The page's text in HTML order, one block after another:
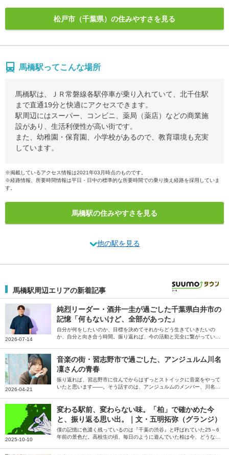
松戸市（千葉県）の住みやすさを見る
馬橋駅ってこんな場所
馬橋駅は、ＪＲ常磐線各駅停車が乗り入れていて、北千住駅
まで直通19分と快適にアクセスできます。
駅周辺にはスーパー、コンビニ、薬局（薬店）などの商業施
設があり、生活利便性が高い街です。
また、幼稚園・保育園、小学校があるので、教育環境も充実
しています。
※掲載しているアクセス情報は2021年03月時点のものです。
※経路情報、所要時間情報は平日・日中の標準的な所要時間での乗り換え経路を採用していま
す。
馬橋駅の住みやすさを見る
他の駅を見る
馬橋駅周辺エリアの新着記事
2026-07-14
純烈リーダー・酒井一圭が過ごした千葉県白井市の
記憶「何もないけど、全部があった」
自分が何をしたいのか、目標を決めてそれからどう生きていきたいの
か、自分と向き合う時間。振り返れば、今の活動と完全に繋がっていま
2026-04-21
音楽の街・習志野市で過ごした、アンジュルム川名
凜さんの青春
振り返れば、習志野市に住んでからはずっとストイックに音楽をやって
いたと思います――。そう話すのは、アンジュルムのメンバー、川名凜
2025-10-10
変わる駅前、変わらない味。「柏」で確かめた今
と、振り返る思い出。｜文・五明拓弥（グランジ）
僕の記憶に色濃く残っているのは『千葉の渋谷』と呼ばれていた25～6
年前の景色だ。高校生の頃、毎日のように遊んでいた柏は今、どうなっ